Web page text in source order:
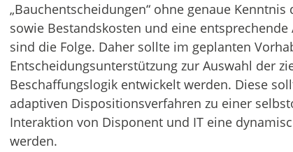
„Bauchentscheidungen“ ohne genaue
sowie Bestandskosten und eine
sind die Folge. Daher sollte im geplanten
Entscheidungsunterstützung zur Auswahl der
Beschaffungslogik entwickelt werden. Diese
adaptiven Dispositionsverfahren zu einer
Interaktion von Disponent und IT eine
werden.